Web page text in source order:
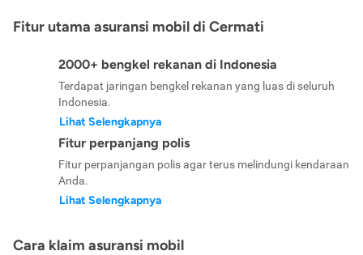
Fitur utama asuransi mobil di Cermati
2000+ bengkel rekanan di Indonesia
Terdapat jaringan bengkel rekanan yang luas di seluruh
Indonesia.
Lihat Selengkapnya
Fitur perpanjang polis
Fitur perpanjangan polis agar terus melindungi kendaraan
Anda.
Lihat Selengkapnya
Cara klaim asuransi mobil